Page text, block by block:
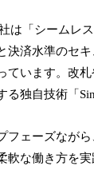
は「シームレ
決済水準のセ
ています。改
る独自技術「
フェーズなが
軟な働き方を